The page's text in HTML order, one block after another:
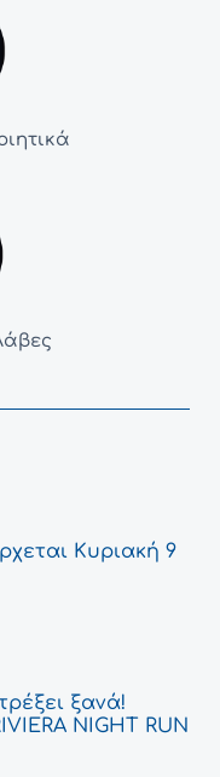
Κυριακή 9
ξανά!
NIGHT RUN